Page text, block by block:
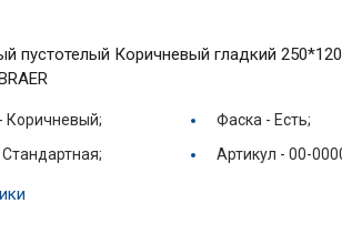
пустотелый Коричневый гладкий
Коричневый; Фаска - Есть;
Стандартная; Артикул -00-